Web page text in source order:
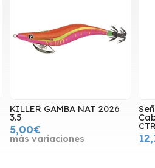
2026 Señuelo Egi OH TR Sinker
12,75€